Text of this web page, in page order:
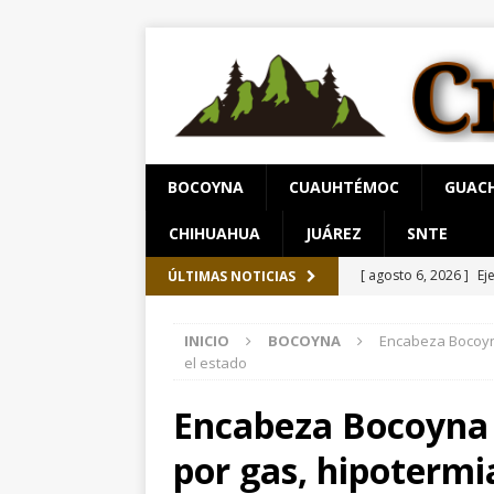
BOCOYNA CUAUHTÉMOC
CHIHUAHUA JUÁREZ SNTE
ÚLTIMAS NOTICIAS [ agosto 6, 2026 ]
[ agosto 6, 2026 ]
[ agosto 6, 2026 ]
serrana para jueves
INICIO BOCOYNA
Encabeza
el estado
Encabeza
por gas,